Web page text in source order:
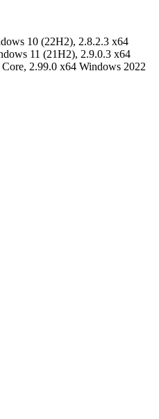
10 (22H2), 2.8.2.3 x64
11 (21H2), 2.9.0.3 x64
2.99.0 x64 Windows 2022